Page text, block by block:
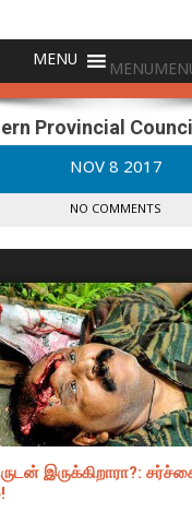
MENU
Provincial Council
NOV 8 2017
NO COMMENTS
இருக்கிறாரா?: